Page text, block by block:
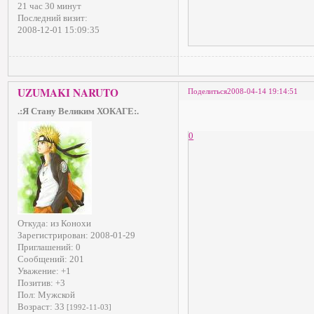
21 час 30 минут
Последний визит:
2008-12-01 15:09:35
Поделиться2008-04-14 19:14:51
UZUMAKI NARUTO
.:Я Стану Великим ХОКАГЕ:.
Откуда: из Конохи
Зарегистрирован: 2008-01-29
Приглашений: 0
Сообщений: 201
Уважение: +1
Позитив: +3
Пол: Мужской
Возраст: 33 [1992-11-03]
0